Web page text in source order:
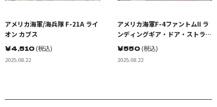
アメリカ海軍/海兵隊 F-21A ライ
オン カブス
￥4,510(税込)
2025.08.22
アメリカ海軍F-4ファントムII ラ
ンディングギア・ドア・ストライ
ピングセット
￥550(税込)
2025.08.22